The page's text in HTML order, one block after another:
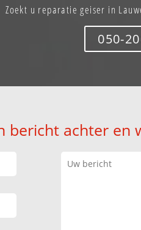
Zoekt u reparatie geiser in
050-
bericht achter